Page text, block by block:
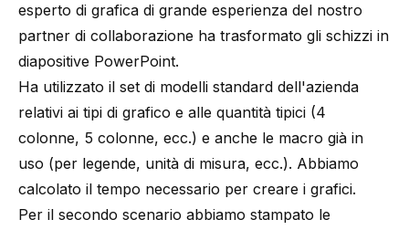
esperto di grafica di grande esperienza del nostro
partner di collaborazione ha trasformato gli schizzi in
diapositive PowerPoint.
Ha utilizzato il set di modelli standard dell'azienda
relativi ai tipi di grafico e alle quantità tipici (4
colonne, 5 colonne, ecc.) e anche le macro già in
uso (per legende, unità di misura, ecc.). Abbiamo
calcolato il tempo necessario per creare i grafici.
Per il secondo scenario abbiamo stampato le